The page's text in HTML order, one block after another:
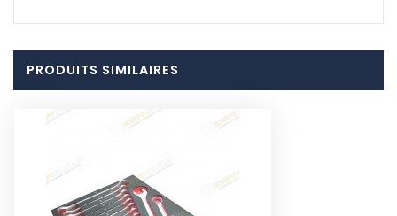
PRODUITS SIMILAIRES